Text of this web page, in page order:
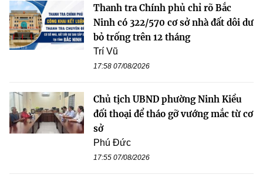
Thanh tra Chính phủ chỉ rõ Bắc
Ninh có 322/570 cơ sở nhà đất dôi dư
bỏ trống trên 12 tháng
Trí Vũ
17:58 07/08/2026
Chủ tịch UBND phường Ninh Kiều
đối thoại để tháo gỡ vướng mắc từ cơ
sở
Phú Đức
17:55 07/08/2026